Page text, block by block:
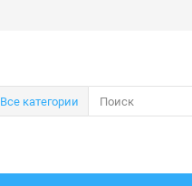
Все категории